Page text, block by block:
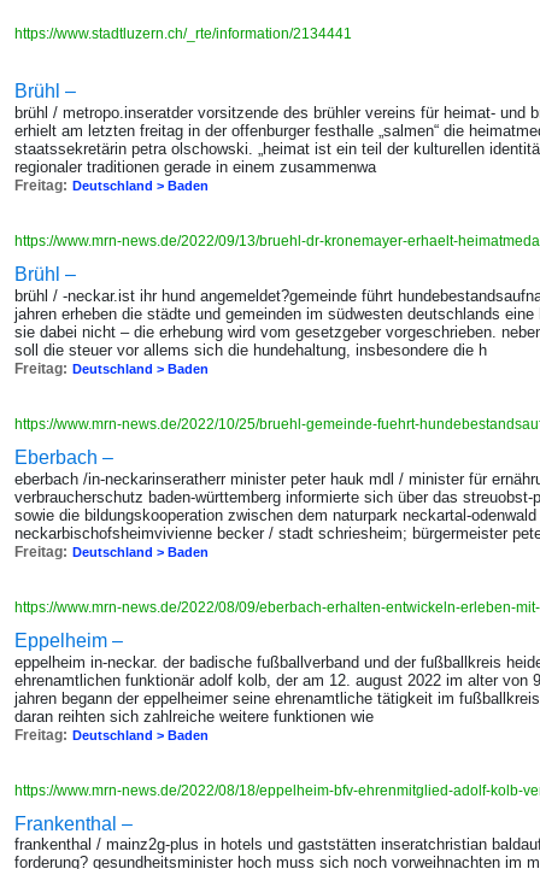
https://www.stadtluzern.ch/_rte/information/2134441
Brühl –
brühl / metropo.inseratder vorsitzende des brühler vereins für heimat- und
erhielt am letzten freitag in der offenburger festhalle „salmen“ die
staatssekretärin petra olschowski. „heimat ist ein teil der kulturellen
regionaler traditionen gerade in einem zusammenwa
Freitag: Deutschland > Baden
https://www.mrn-news.de/2022/09/13/bruehl-dr-kronemayer-erhaelt-
Brühl –
brühl / -neckar.ist ihr hund angemeldet?gemeinde führt
jahren erheben die städte und gemeinden im südwesten deutschlands
sie dabei nicht – die erhebung wird vom gesetzgeber vorgeschrieben.
soll die steuer vor allems sich die hundehaltung, insbesondere die h
Freitag: Deutschland > Baden
https://www.mrn-news.de/2022/10/25/bruehl-gemeinde-fuehrt-
Eberbach –
eberbach /in-neckarinseratherr minister peter hauk mdl / minister für
verbraucherschutz baden-württemberg informierte sich über das
sowie die bildungskooperation zwischen dem naturpark neckartal-
neckarbischofsheimvivienne becker / stadt schriesheim; bürgermeister
Freitag: Deutschland > Baden
https://www.mrn-news.de/2022/08/09/eberbach-erhalten-entwickeln-erleben-
Eppelheim –
eppelheim in-neckar. der badische fußballverband und der fußballkreis
ehrenamtlichen funktionär adolf kolb, der am 12. august 2022 im alter von
jahren begann der eppelheimer seine ehrenamtliche tätigkeit im
daran reihten sich zahlreiche weitere funktionen wie
Freitag: Deutschland > Baden
https://www.mrn-news.de/2022/08/18/eppelheim-bfv-ehrenmitglied-adolf-kolb-
Frankenthal –
frankenthal / mainz2g-plus in hotels und gaststätten inseratchristian
forderung? gesundheitsminister hoch muss sich noch vorweihnachten im